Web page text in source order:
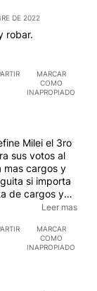
DE 2022
robar.
MARCAR
COMO
INAPROPIADO
Milei el 3ro
sus votos al
mas cargos y
si importa
de cargos y
parejos y
EN EL
Leer mas
MARCAR
COMO
INAPROPIADO